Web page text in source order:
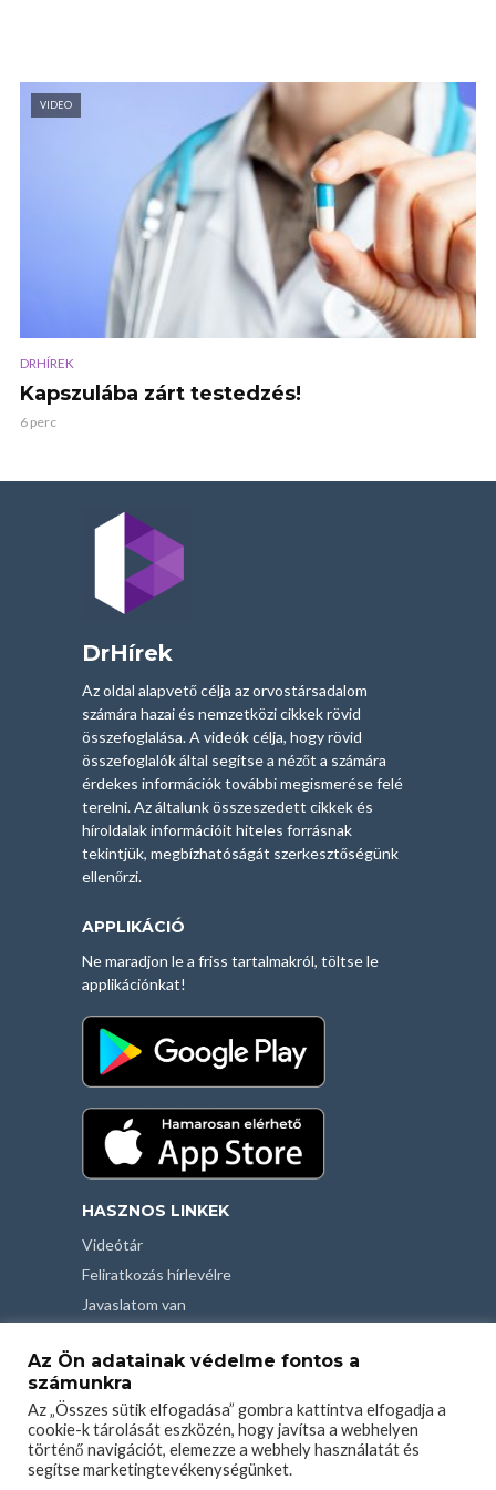
VIDEO
DRHÍREK
Kapszulába zárt testedzés!
6 perc
DrHírek
Az oldal alapvető célja az orvostársadalom
számára hazai és nemzetközi cikkek rövid
összefoglalása. A videók célja, hogy rövid
összefoglalók által segítse a nézőt a számára
érdekes információk további megismerése felé
terelni. Az általunk összeszedett cikkek és
híroldalak információit hiteles forrásnak
tekintjük, megbízhatóságát szerkesztőségünk
ellenőrzi.
APPLIKÁCIÓ
Ne maradjon le a friss tartalmakról, töltse le
applikációnkat!
HASZNOS LINKEK
Videótár
Feliratkozás hírlevélre
Javaslatom van
Felhasználási feltételek
Adatvédelmi tájékoztató
Az Ön adatainak védelme fontos a
számunkra
Az „Összes sütik elfogadása” gombra kattintva elfogadja a
cookie-k tárolását eszközén, hogy javítsa a webhelyen
történő navigációt, elemezze a webhely használatát és
segítse marketingtevékenységünket.